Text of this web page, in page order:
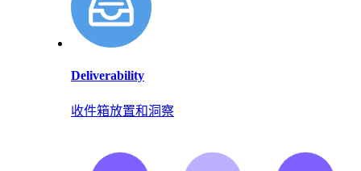
Deliverability
收件箱放置和洞察